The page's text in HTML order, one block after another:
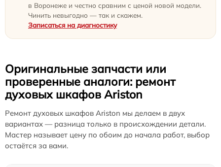
в Воронеже и честно сравним с ценой новой модели.
Чинить невыгодно — так и скажем.
Записаться на диагностику
Оригинальные запчасти или
проверенные аналоги: ремонт
духовых шкафов Ariston
Ремонт духовых шкафов Ariston мы делаем в двух
вариантах — разница только в происхождении детали.
Мастер называет цену по обоим до начала работ, выбор
остаётся за вами.